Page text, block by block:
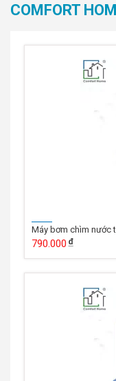
COMFORT
Máy bơm chìm nước
790.000